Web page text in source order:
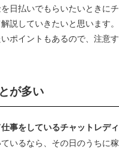
日払いでもらいたいときにチ
説していきたいと思います。
ポイントもあるので、注意す
が多い
事をしているチャットレディ
いるなら、その日のうちに稼